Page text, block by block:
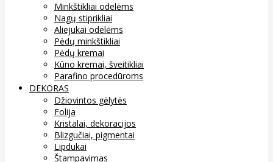
Minkštikliai odelėms
Nagų stiprikliai
Aliejukai odelėms
Pėdų minkštikliai
Pėdų kremai
Kūno kremai, šveitikliai
Parafino procedūroms
DEKORAS
Džiovintos gėlytės
Folija
Kristalai, dekoracijos
Blizgučiai, pigmentai
Lipdukai
Štampavimas